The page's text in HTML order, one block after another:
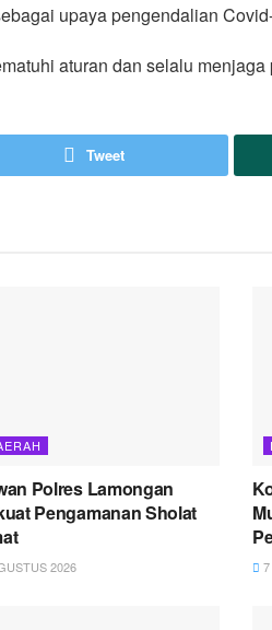
upaya pengendalian
aturan dan selalu menjaga
Tweet
Polres Lamongan
Pengamanan Sholat
2026